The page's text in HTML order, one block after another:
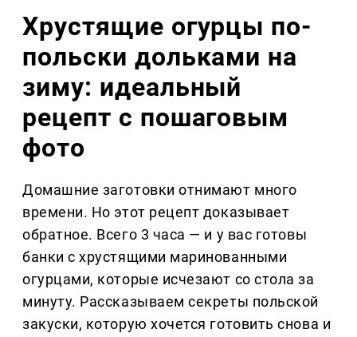
Хрустящие огурцы по-
польски дольками на
зиму: идеальный
рецепт с пошаговым
фото
Домашние заготовки отнимают много
времени. Но этот рецепт доказывает
обратное. Всего 3 часа — и у вас готовы
банки с хрустящими маринованными
огурцами, которые исчезают со стола за
минуту. Рассказываем секреты польской
закуски, которую хочется готовить снова и